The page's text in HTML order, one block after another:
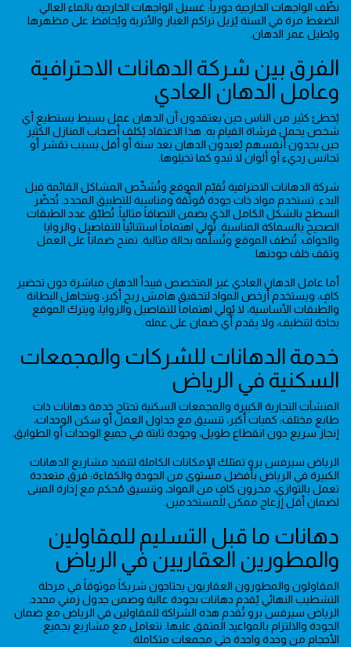
نظّف الواجهات الخارجية دورياً: غسيل الواجهات الخارجية بالماء العالي
الضغط مرة في السنة يُزيل تراكم الغبار والأتربة ويُحافظ على مظهرها
ويُطيل عمر الدهان.
الفرق بين شركة الدهانات الاحترافية
وعامل الدهان العادي
يُخطئ كثير من الناس حين يعتقدون أن الدهان عمل بسيط يستطيع أي
شخص يحمل فرشاة القيام به. هذا الاعتقاد يُكلف أصحاب المنازل الكثير
حين يجدون أنفسهم يُعيدون الدهان بعد سنة أو أقل بسبب تقشر أو
تجانس رديء أو ألوان لا تبدو كما تخيلوها.
شركة الدهانات الاحترافية تُقيّم الموقع وتُشخّص المشاكل القائمة قبل
البدء. تستخدم مواد ذات جودة مُوثّقة ومناسبة للتطبيق المحدد. تُحضّر
السطح بالشكل الكامل الذي يضمن التصاقاً مثالياً. تُطبّق عدد الطبقات
الصحيح بالسماكة المناسبة. تُولي اهتماماً استثنائياً للتفاصيل والزوايا
والحواف. تُنظف الموقع وتُسلّمه بحالة مثالية. تمنح ضماناً على العمل
وتقف خلف جودتها.
أما عامل الدهان العادي غير المتخصص فيبدأ الدهان مباشرة دون تحضير
كافٍ، ويستخدم أرخص المواد لتحقيق هامش ربح أكبر، ويتجاهل البطانة
والطبقات الأساسية، لا يُولي اهتماماً للتفاصيل والزوايا، ويترك الموقع
بحاجة لتنظيف، ولا يقدم أي ضمان على عمله.
خدمة الدهانات للشركات والمجمعات
السكنية في الرياض
المنشآت التجارية الكبيرة والمجمعات السكنية تحتاج خدمة دهانات ذات
طابع مختلف: كميات أكبر، تنسيق مع جداول العمل أو سكن الوحدات،
إنجاز سريع دون انقطاع طويل، وجودة ثابتة في جميع الوحدات أو الطوابق.
الرياض سيرفس برو تمتلك الإمكانات الكاملة لتنفيذ مشاريع الدهانات
الكبيرة في الرياض بأفضل مستوى من الجودة والكفاءة: فرق متعددة
تعمل بالتوازي، مخزون كافٍ من المواد، وتنسيق مُحكم مع إدارة المبنى
لضمان أقل إزعاج ممكن للمستخدمين.
دهانات ما قبل التسليم للمقاولين
والمطورين العقاريين في الرياض
المقاولون والمطورون العقاريون يحتاجون شريكاً موثوقاً في مرحلة
التشطيب النهائي يُقدم دهانات بجودة عالية وضمن جدول زمني محدد.
الرياض سيرفس برو تُقدم هذه الشراكة للمقاولين في الرياض مع ضمان
الجودة والالتزام بالمواعيد المتفق عليها. نتعامل مع مشاريع بجميع
الأحجام من وحدة واحدة حتى مجمعات متكاملة.